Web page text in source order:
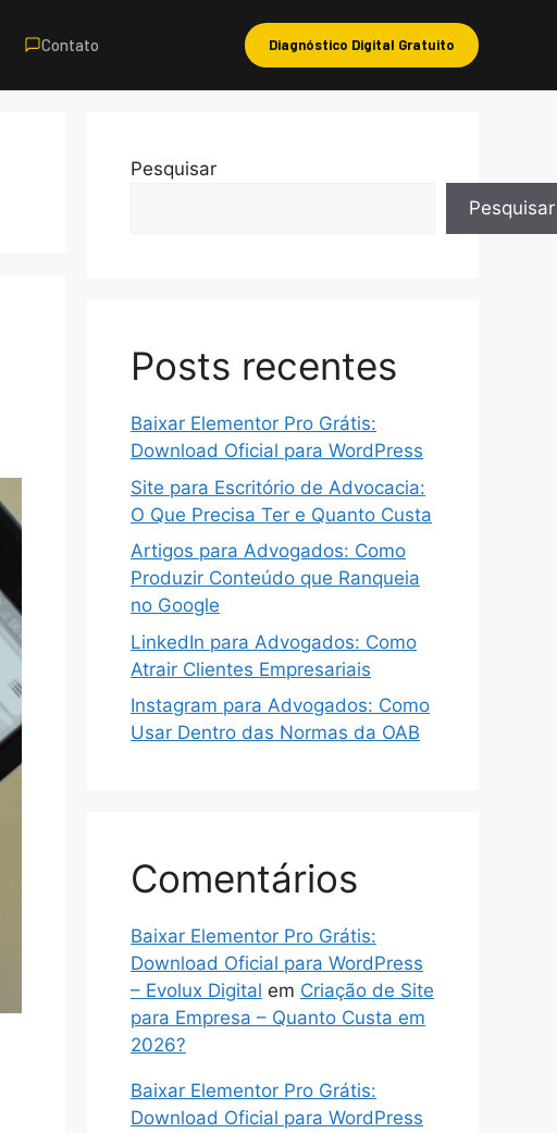
Contato Diagnóstico Digital Gratuito
Pesquisar
Pesquisar
Posts recentes
Baixar Elementor Pro Grátis:
Download Oficial para WordPress
Site para Escritório de Advocacia:
O Que Precisa Ter e Quanto Custa
Artigos para Advogados: Como
Produzir Conteúdo que Ranqueia
no Google
LinkedIn para Advogados: Como
Atrair Clientes Empresariais
Instagram para Advogados: Como
Usar Dentro das Normas da OAB
Comentários
Baixar Elementor Pro Grátis:
Download Oficial para WordPress
– Evolux Digital em Criação de Site
para Empresa – Quanto Custa em
2026?
Baixar Elementor Pro Grátis:
Download Oficial para WordPress